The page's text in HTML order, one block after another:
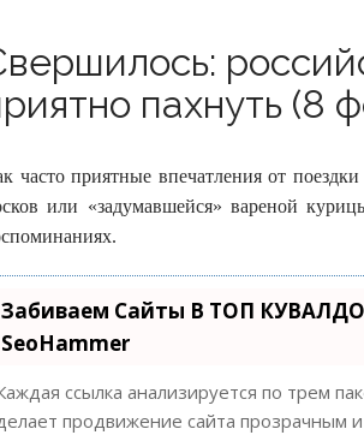
пахнуть (8
часто приятные впечатления от
или «задумавшейся» вареной
Забиваем Сайты В ТОП
SeoHammer
ссылка анализируется по трем
продвижение сайта прозрачным